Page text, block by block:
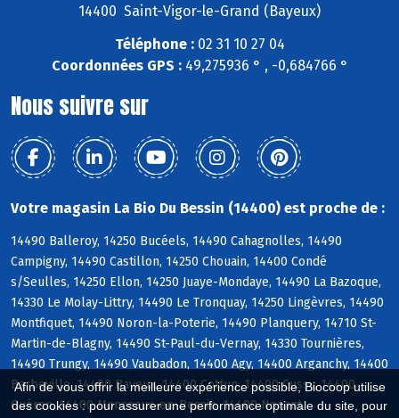
Afin de vous offrir la meilleure expérience possible, Biocoop utilise
des cookies : pour assurer une performance optimale du site, pour
14400 Saint-Vigor-le-Grand (Bayeux)
Téléphone :02 31 10 27 04
Coordonnées GPS :49,275936 ° , -0,684766 °
Nous suivre sur
Votre magasin La Bio Du Bessin (14400) est proche de :
14490 Balleroy, 14250 Bucéels, 14490 Cahagnolles, 14490
Campigny, 14490 Castillon, 14250 Chouain, 14400 Condé
s/Seulles, 14250 Ellon, 14250 Juaye-Mondaye, 14490 La Bazoque,
14330 Le Molay-Littry, 14490 Le Tronquay, 14250 Lingèvres, 14490
Montfiquet, 14490 Noron-la-Poterie, 14490 Planquery, 14710 St-
Martin-de-Blagny, 14490 St-Paul-du-Vernay, 14330 Tournières,
14490 Trungy, 14490 Vaubadon, 14400 Agy, 14400 Arganchy, 14400
Barbeville, 14400 Bayeux, 14400 Cottun, 14400 Cussy, 14400
Guéron, 14400 Monceaux-en-Bessin, 14400 Nonant